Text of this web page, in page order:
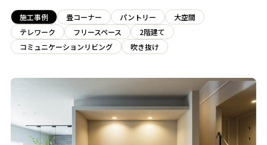
施工事例 畳コーナー パントリー
大空間
テレワーク
フリースペース
2階建て
コミュニケーションリビング
吹き抜け